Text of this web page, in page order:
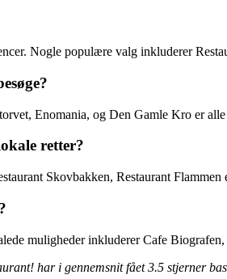
Nogle populære valg inkluderer
Enomania, og Den Gamle Kro er
retter?
Skovbakken, Restaurant
muligheder inkluderer Cafe Biografen,
har i gennemsnit fået3.5 stjerner